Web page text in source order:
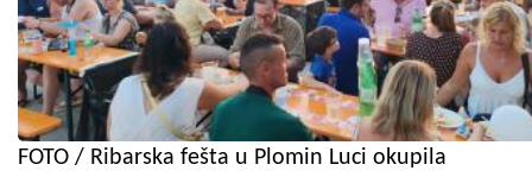
FOTO / Ribarska fešta u Plomin Luci okupila